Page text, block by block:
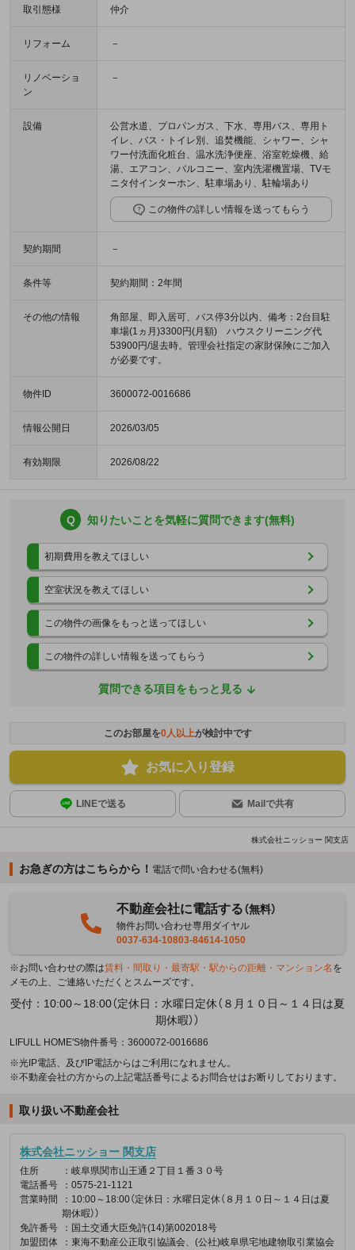
取引態様 仲介
リフォーム －
リノベーショ
ン
－
設備
公営水道、プロパンガス、下水、専用バス、専用ト
イレ、バス・トイレ別、追焚機能、シャワー、シャ
ワー付洗面化粧台、温水洗浄便座、浴室乾燥機、給
湯、エアコン、バルコニー、室内洗濯機置場、TVモ
ニタ付インターホン、駐車場あり、駐輪場あり
この物件の詳しい情報を送ってもらう
契約期間 －
条件等 契約期間：2年間
その他の情報
角部屋、即入居可、バス停3分以内、備考：2台目駐
車場(1ヵ月)3300円(月額) ハウスクリーニング代
53900円/退去時。管理会社指定の家財保険にご加入
が必要です。
物件ID 3600072-0016686
情報公開日 2026/03/05
有効期限 2026/08/22
Q 知りたいことを気軽に質問できます(無料)
初期費用を教えてほしい
空室状況を教えてほしい
この物件の画像をもっと送ってほしい
この物件の詳しい情報を送ってもらう
質問できる項目をもっと見る
このお部屋を0人以上が検討中です
お気に入り登録
LINEで送る Mailで共有
株式会社ニッショー 関支店
お急ぎの方はこちらから！ 電話で問い合わせる(無料)
不動産会社に電話する（無料）
物件お問い合わせ専用ダイヤル
0037-634-10803-84614-1050
※お問い合わせの際は賃料・間取り・最寄駅・駅からの距離・マンション名 を
メモの上、ご連絡いただくとスムーズです。
受付：10:00～18:00（定休日：水曜日定休（８月１０日～１４日は夏
期休暇））
LIFULL HOME'S物件番号：3600072-0016686
※光IP電話、及びIP電話からはご利用になれません。
※不動産会社の方からの上記電話番号によるお問合せはお断りしております。
取り扱い不動産会社
株式会社ニッショー 関支店
住所
：岐阜県関市山王通２丁目１番３０号
電話番号
：0575-21-1121
営業時間
：10:00～18:00（定休日：水曜日定休（８月１０日～１４日は夏
期休暇））
免許番号
：国土交通大臣免許(14)第002018号
加盟団体
：東海不動産公正取引協議会、(公社)岐阜県宅地建物取引業協会